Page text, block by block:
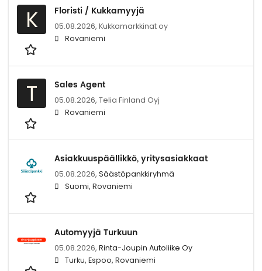
K Floristi / Kukkamyyjä
05.08.2026, Kukkamarkkinat oy
Rovaniemi
T Sales Agent
05.08.2026, Telia Finland Oyj
Rovaniemi
Asiakkuuspäällikkö, yritysasiakkaat
05.08.2026, Säästöpankkiryhmä
Suomi, Rovaniemi
Automyyjä Turkuun
05.08.2026, Rinta-Joupin Autoliike Oy
Turku, Espoo, Rovaniemi